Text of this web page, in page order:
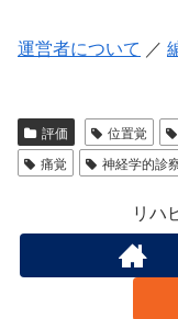
運営者について ／
評価 位置覚
痛覚
神経学的診
リハ